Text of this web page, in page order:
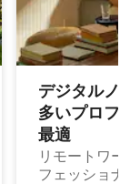
デジタルノ
多⁠いプ⁠ロ⁠フ⁠
最⁠適
リモートワー
フェッショナ